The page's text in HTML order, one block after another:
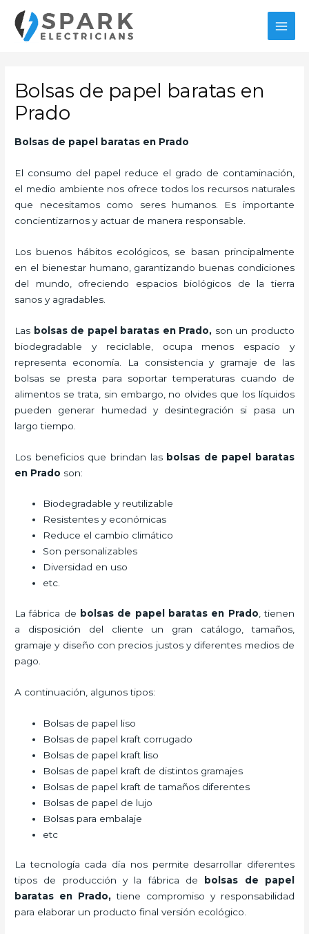
contenido
Bolsas de papel baratas en
Prado
Bolsas de papel baratas en Prado
El consumo del papel reduce el grado de contaminación,
el medio ambiente nos ofrece todos los recursos naturales
que necesitamos como seres humanos. Es importante
concientizarnos y actuar de manera responsable.
Los buenos hábitos ecológicos, se basan principalmente
en el bienestar humano, garantizando buenas condiciones
del mundo, ofreciendo espacios biológicos de la tierra
sanos y agradables.
Las bolsas de papel baratas en Prado, son un producto
biodegradable y reciclable, ocupa menos espacio y
representa economía. La consistencia y gramaje de las
bolsas se presta para soportar temperaturas cuando de
alimentos se trata, sin embargo, no olvides que los líquidos
pueden generar humedad y desintegración si pasa un
largo tiempo.
Los beneficios que brindan lasbolsas de papel baratas
en Prado son:
Biodegradable y reutilizable
Resistentes y económicas
Reduce el cambio climático
Son personalizables
Diversidad en uso
etc.
La fábrica de bolsas de papel baratas en Prado , tienen
a disposición del cliente un gran catálogo, tamaños,
gramaje y diseño con precios justos y diferentes medios de
pago.
A continuación, algunos tipos:
Bolsas de papel liso
Bolsas de papel kraft corrugado
Bolsas de papel kraft liso
Bolsas de papel kraft de distintos gramajes
Bolsas de papel kraft de tamaños diferentes
Bolsas de papel de lujo
Bolsas para embalaje
etc
La tecnología cada día nos permite desarrollar diferentes
tipos de producción y la fábrica de
bolsas de papel
baratas en Prado, tiene compromiso y responsabilidad
para elaborar un producto final versión ecológico.